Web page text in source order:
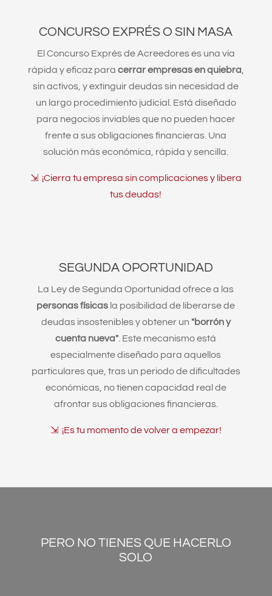
CONCURSO EXPRÉS O SIN MASA
El Concurso Exprés de Acreedores es una vía
rápida y eficaz para cerrar empresas en quiebra
sin activos, y extinguir deudas sin necesidad de
un largo procedimiento judicial. Está diseñado
para negocios inviables que no pueden hacer
frente a sus obligaciones financieras. Una
solución más económica, rápida y sencilla.
⇲ ¡Cierra tu empresa sin complicaciones y libera
tus deudas!
SEGUNDA OPORTUNIDAD
La Ley de Segunda Oportunidad ofrece a las
personas físicas la posibilidad de liberarse de
deudas insostenibles y obtener un "borrón y
cuenta nueva" . Este mecanismo está
especialmente diseñado para aquellos
particulares que, tras un periodo de dificultades
económicas, no tienen capacidad real de
afrontar sus obligaciones financieras.
⇲ ¡Es tu momento de volver a empezar!
PERO NO TIENES QUE HACERLO
SOLO